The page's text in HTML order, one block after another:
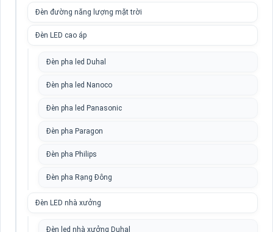
Đèn đường năng lượng mặt trời
Đèn LED cao áp
Đèn pha led Duhal
Đèn pha led Nanoco
Đèn pha led Panasonic
Đèn pha Paragon
Đèn pha Philips
Đèn pha Rạng Đông
Đèn LED nhà xưởng
Đèn led nhà xưởng Duhal